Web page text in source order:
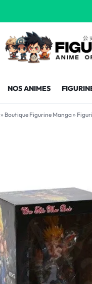
FRANCE
FRANCE
NOS ANIMES
» Boutique Figurine Manga»